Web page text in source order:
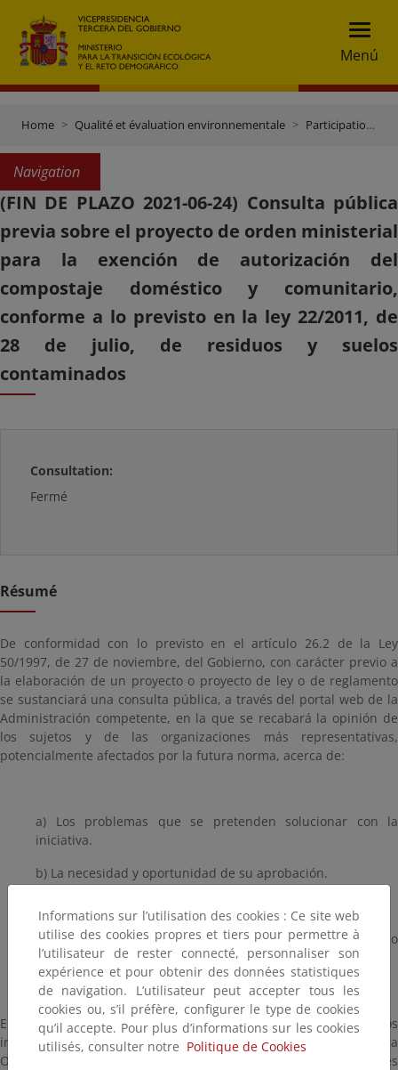
Menú
Home Qualité et évaluation environnementale Participation publique
Navigation
(FIN DE PLAZO 2021-06-24) Consulta pública
previa sobre el proyecto de orden ministerial
para la exención de autorización del
compostaje doméstico y comunitario,
conforme a lo previsto en la ley 22/2011, de
28 de julio, de residuos y suelos
contaminados
Consultation:
Fermé
Résumé
De conformidad con lo previsto en el artículo 26.2 de la Ley
50/1997, de 27 de noviembre, del Gobierno, con carácter previo a
la elaboración de un proyecto o proyecto de ley o de reglamento
se sustanciará una consulta pública, a través del portal web de la
Administración competente, en la que se recabará la opinión de
los sujetos y de las organizaciones más representativas,
potencialmente afectados por la futura norma, acerca de:
a) Los problemas que se pretenden solucionar con la
iniciativa.
b) La necesidad y oportunidad de su aprobación.
d) Las posibles soluciones alternativas regulatorias y no
regulatorias.
En cumplimiento de dicho precepto, se pone a disposición de los
interesados un documento informativo relativo a una futura
Orden Ministerial por la que se establecen las normas generales
Informations sur l’utilisation des cookies : Ce site web
utilise des cookies propres et tiers pour permettre à
l’utilisateur de rester connecté, personnaliser son
expérience et pour obtenir des données statistiques
de navigation. L’utilisateur peut accepter tous les
cookies ou, s’il préfère, configurer le type de cookies
qu’il accepte. Pour plus d’informations sur les cookies
utilisés, consulter notre Politique de Cookies